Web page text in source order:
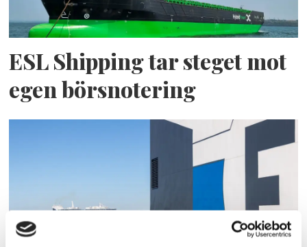
ESL Shipping tar steget mot
egen börsnotering